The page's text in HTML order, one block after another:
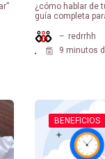
¿cómo hablar de
guía completa
– redrrhh
9 minutos
BENEFICIOS